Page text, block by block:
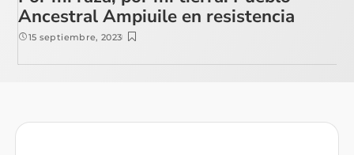
Ancestral Ampiuile en resistencia
15 septiembre, 2023